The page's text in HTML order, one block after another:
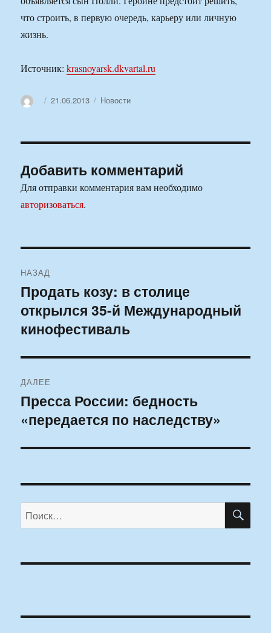
что строить, в первую очередь, карьеру или личную
жизнь.
Источник:krasnoyarsk.dkvartal.ru
АвторОпубликовано
21.06.2013 Рубрики
Новости
Добавить комментарий
Для отправки комментария вам необходимо
авторизоваться.
по
записям
НАЗАД
Предыдущая
запись:
Продать козу: в столице
открылся 35-й Международный
кинофестиваль
ДАЛЕЕ
Следующая
запись:
Пресса России: бедность
«передается по наследству»
Искать: